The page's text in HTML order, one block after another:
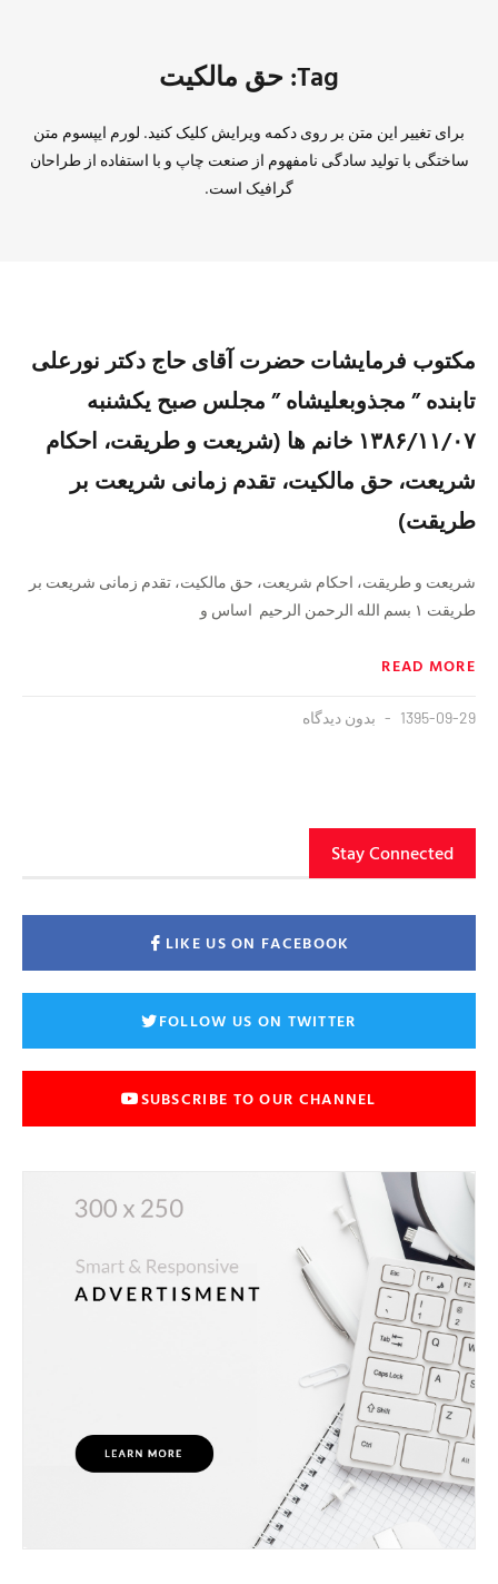
Tag: حق مالکیت
برای تغییر این متن بر روی دکمه ویرایش کلیک کنید. لورم ایپسوم متن
ساختگی با تولید سادگی نامفهوم از صنعت چاپ و با استفاده از طراحان
گرافیک است.
مکتوب فرمایشات حضرت آقای حاج دکتر نورعلی
تابنده ” مجذوبعلیشاه ” مجلس صبح یکشنبه
۱۳۸۶/۱۱/۰۷ خانم ها (شریعت و طریقت، احکام
شریعت، حق مالکیت، تقدم زمانی شریعت بر
طریقت)
شریعت و طریقت، احکام شریعت، حق مالکیت، تقدم زمانی شریعت بر
طریقت ۱ بسم الله الرحمن الرحیم اساس و
READ MORE
1395-09-29 بدون دیدگاه
Stay Connected
LIKE US ON FACEBOOK
FOLLOW US ON TWITTER
SUBSCRIBE TO OUR CHANNEL